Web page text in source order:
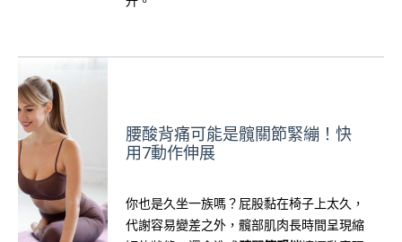
腰酸背痛可能是髖關節緊繃！快
用7動作伸展
你也是久坐一族嗎？屁股黏在椅子上太久，
代謝容易變差之外，髖部肌肉長時間呈現縮